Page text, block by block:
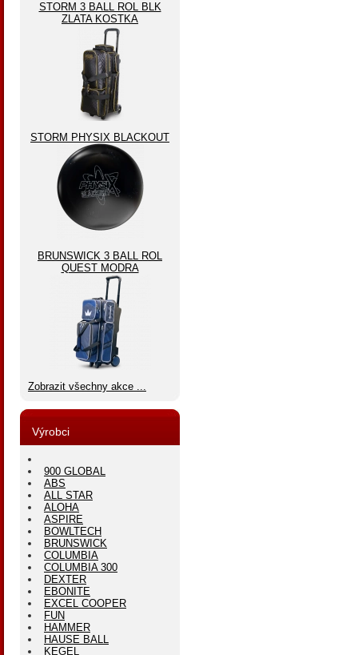
STORM 3 BALL ROL BLK
ZLATA KOSTKA
STORM PHYSIX BLACKOUT
BRUNSWICK 3 BALL ROL
QUEST MODRA
Zobrazit všechny akce ...
Výrobci
900 GLOBAL
ABS
ALL STAR
ALOHA
ASPIRE
BOWLTECH
BRUNSWICK
COLUMBIA
COLUMBIA 300
DEXTER
EBONITE
EXCEL COOPER
FUN
HAMMER
HAUSE BALL
KEGEL